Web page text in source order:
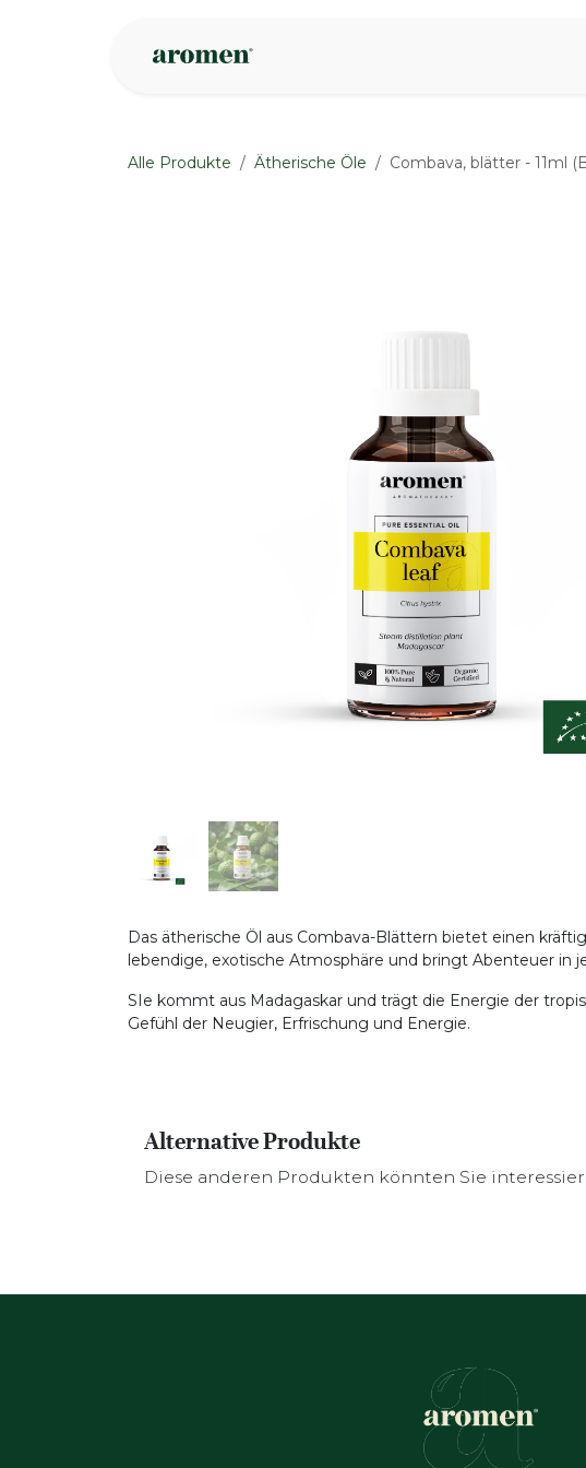
Alle Produkte Ätherische Öle Combava, blätter - 11ml
Das ätherische Öl aus Combava-Blättern bietet einen
lebendige, exotische Atmosphäre und bringt Abenteuer in
SIe kommt aus Madagaskar und trägt die Energie der
Gefühl der Neugier, Erfrischung und Energie.
Alternative Produkte
Diese anderen Produkten könnten Sie